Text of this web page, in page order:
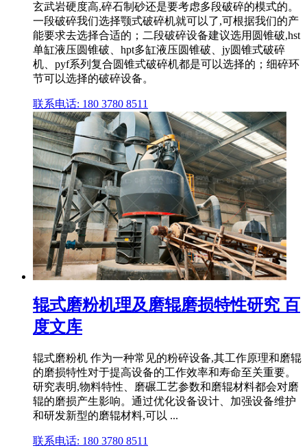
玄武岩硬度高,碎石制砂还是要考虑多段破碎的模式的。
一段破碎我们选择颚式破碎机就可以了,可根据我们的产
能要求去选择合适的；二段破碎设备建议选用圆锥破,hst
单缸液压圆锥破、hpt多缸液压圆锥破、jy圆锥式破碎
机、pyf系列复合圆锥式破碎机都是可以选择的；细碎环
节可以选择的破碎设备。
联系电话: 180 3780 8511
辊式磨粉机理及磨辊磨损特性研究 百
度文库
辊式磨粉机 作为一种常见的粉碎设备,其工作原理和磨辊
的磨损特性对于提高设备的工作效率和寿命至关重要。
研究表明,物料特性、磨碾工艺参数和磨辊材料都会对磨
辊的磨损产生影响。通过优化设备设计、加强设备维护
和研发新型的磨辊材料,可以 ...
联系电话: 180 3780 8511